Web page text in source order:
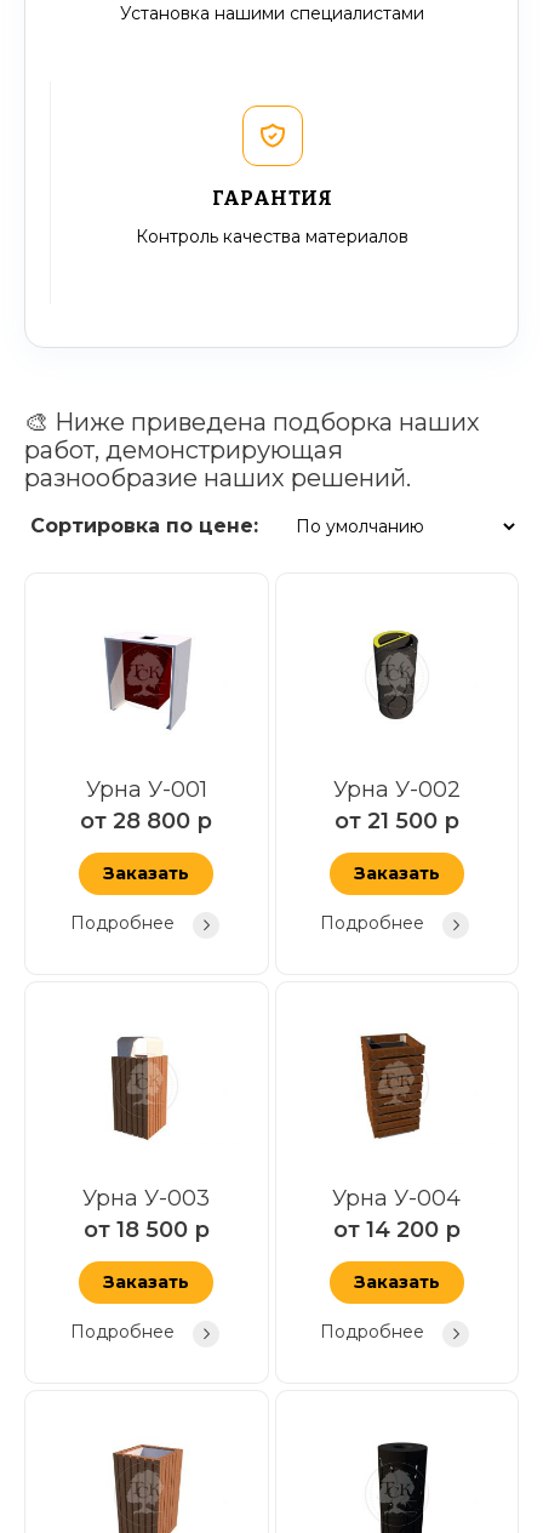
Установка нашими специалистами
ГАРАНТИЯ
Контроль качества материалов
🎨 Ниже приведена подборка наших
работ, демонстрирующая
разнообразие наших решений.
Сортировка по цене:
Урна У-001
от 28 800 р
Заказать
Подробнее
Урна У-002
от 21 500 р
Заказать
Подробнее
Урна У-003
от 18 500 р
Заказать
Подробнее
Урна У-004
от 14 200 р
Заказать
Подробнее